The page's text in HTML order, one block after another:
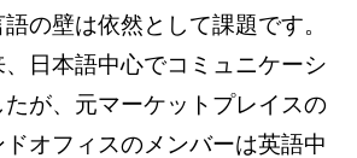
の壁は依然として課題です。
、日本語中心でコミュニケーシ
たが、元マーケットプレイスの
ドオフィスのメンバーは英語中